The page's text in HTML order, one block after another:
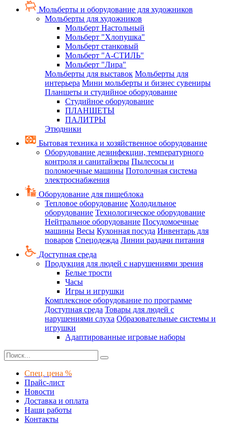
Мольберты и оборудование для художников
Мольберты для художников
Мольберт Настольный
Мольберт "Хлопушка"
Мольберт станковый
Мольберт "А-СТИЛЬ"
Мольберт "Лира"
Мольберты для выставок Мольберты для
интерьера Мини мольберты и бизнес сувениры
Планшеты и студийное оборудование
Студийное оборудование
ПЛАНШЕТЫ
ПАЛИТРЫ
Этюдники
Бытовая техника и хозяйственное оборудование
Оборудование дезинфекции, температурного
контроля и санитайзеры Пылесосы и
поломоечные машины Потолочная система
электроснабжения
Оборудование для пищеблока
Тепловое оборудование Холодильное
оборудование Технологическое оборудование
Нейтральное оборудование Посудомоечные
машины Весы Кухонная посуда Инвентарь для
поваров Спецодежда Линии раздачи питания
Доступная среда
Продукция для людей с нарушениями зрения
Белые трости
Часы
Игры и игрушки
Комплексное оборудование по программе
Доступная среда Товары для людей с
нарушениями слуха Образовательные системы и
игрушки
Адаптированные игровые наборы
Спец. цена %
Прайс-лист
Новости
Доставка и оплата
Наши работы
Контакты